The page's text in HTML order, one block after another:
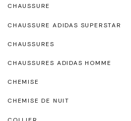
CHAUSSURE
CHAUSSURE ADIDAS SUPERSTAR
CHAUSSURES
CHAUSSURES ADIDAS HOMME
CHEMISE
CHEMISE DE NUIT